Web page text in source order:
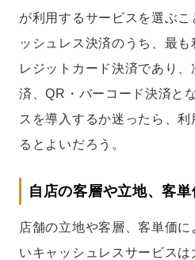
が利用するサービスを選ぶ
ッシュレス決済のうち、最
レジットカード決済であり
済、QR・バーコード決済と
スを導入するか迷ったら、
るとよいだろう。
自店の客層や立地、客
店舗の立地や客層、客単価
いキャッシュレスサービス